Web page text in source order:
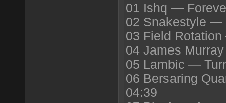
01 Ishq —
02 Snakestyle —
03 Field
04 James
05 Lambic —
06 Bersaring
04:39